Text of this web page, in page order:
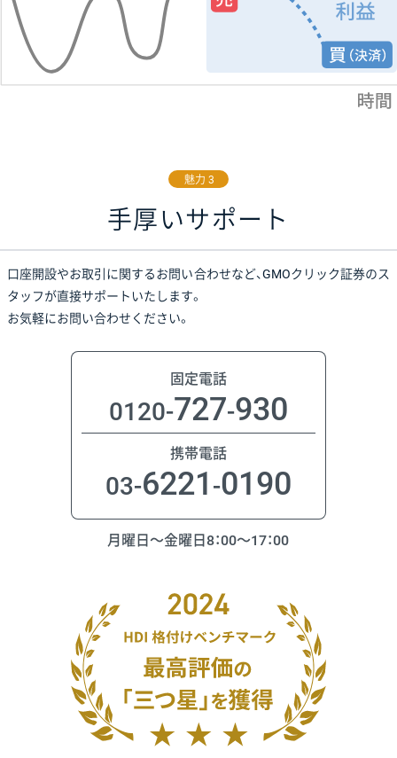
魅力 3
手厚いサポート
口座開設やお取引に関するお問い合わせなど、GMOクリック証券のス
タッフが直接サポートいたします。
お気軽にお問い合わせください。
固定電話
0120-727-930
携帯電話
03-6221 -0190
月曜日〜金曜日8：00〜17：00